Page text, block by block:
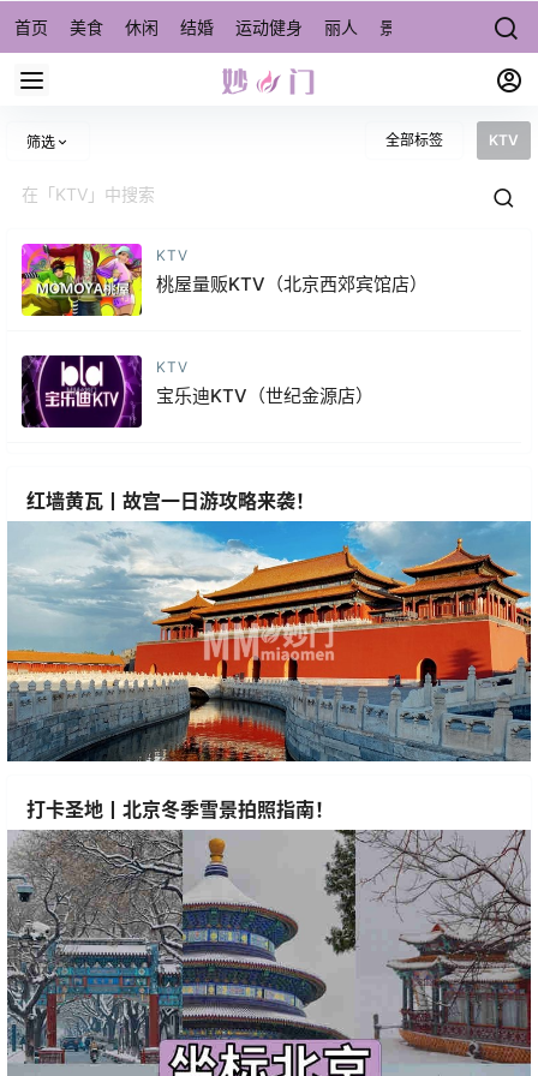
首页 美食 休闲 结婚 运动健身 丽人 景点/周边游 宠物
筛选 全部标签 KTV
KTV
桃屋量贩KTV（北京西郊宾馆店）
KTV
宝乐迪KTV（世纪金源店）
红墙黄瓦丨故宫一日游攻略来袭！
打卡圣地丨北京冬季雪景拍照指南！